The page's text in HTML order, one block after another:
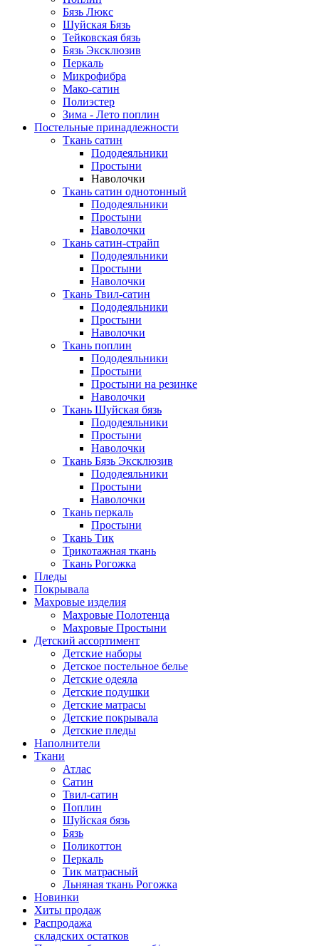
Бязь Люкс
Шуйская Бязь
Тейковская бязь
Бязь Эксклюзив
Перкаль
Микрофибра
Мако-сатин
Полиэстер
Зима - Лето поплин
Постельные принадлежности
Ткань сатин
Пододеяльники
Простыни
Наволочки
Ткань сатин однотонный
Пододеяльники
Простыни
Наволочки
Ткань сатин-страйп
Пододеяльники
Простыни
Наволочки
Ткань Твил-сатин
Пододеяльники
Простыни
Наволочки
Ткань поплин
Пододеяльники
Простыни
Простыни на резинке
Наволочки
Ткань Шуйская бязь
Пододеяльники
Простыни
Наволочки
Ткань Бязь Эксклюзив
Пододеяльники
Простыни
Наволочки
Ткань перкаль
Простыни
Ткань Тик
Трикотажная ткань
Ткань Рогожка
Пледы
Покрывала
Махровые изделия
Махровые Полотенца
Махровые Простыни
Детский ассортимент
Детские наборы
Детское постельное белье
Детские одеяла
Детские подушки
Детские матрасы
Детские покрывала
Детские пледы
Наполнители
Ткани
Атлас
Сатин
Твил-сатин
Поплин
Шуйская бязь
Бязь
Поликоттон
Перкаль
Тик матрасный
Льняная ткань Рогожка
Новинки
Хиты продаж
Распродажа
складских остатков